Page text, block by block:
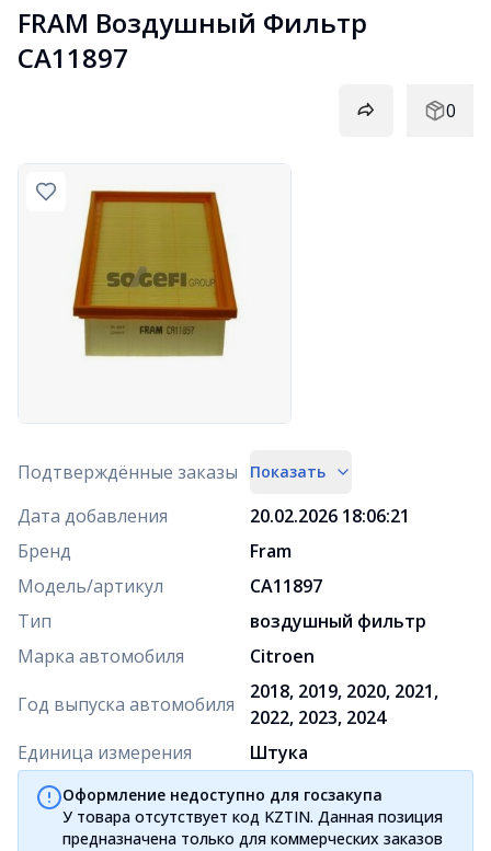
FRAM Воздушный Фильтр
CA11897
0
Подтверждённые заказы Показать
Дата добавления
20.02.2026 18:06:21
Бренд
Fram
Модель/артикул
CA11897
Тип
воздушный фильтр
Марка автомобиля
Citroen
Год выпуска автомобиля
2018, 2019, 2020, 2021,
2022, 2023, 2024
Единица измерения
Штука
Оформление недоступно для госзакупа
У товара отсутствует код KZTIN. Данная позиция
предназначена только для коммерческих заказов